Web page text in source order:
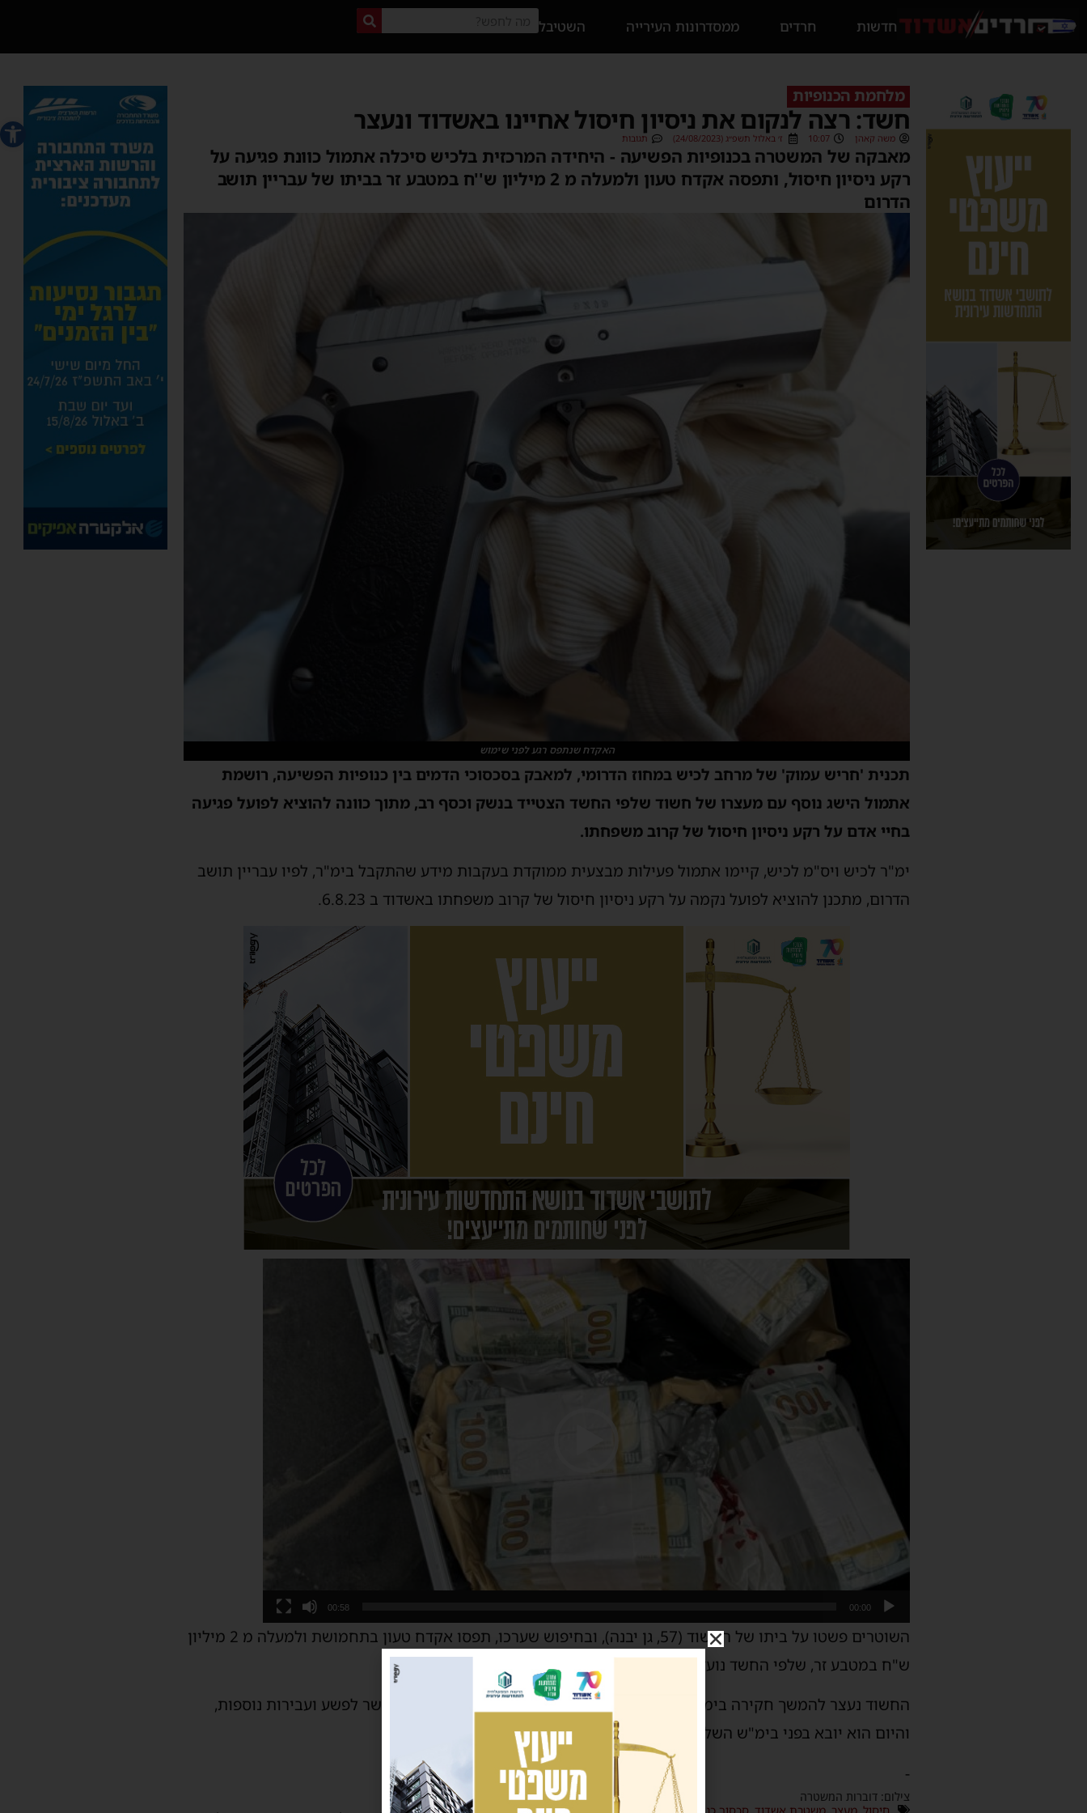
פתח
חדשות חרדים ממסדרונות העירייה השטיבל
מלחמת הכנופיות
חשד: רצה לנקום את ניסיון חיסול אחיינו באשדוד ונעצר
משה קאהן 10:07 ז׳ באלול תשפ״ג (24/08/2023) תגובות
מאבקה של המשטרה בכנופיות הפשיעה - היחידה המרכזית בלכיש סיכלה אתמול כוונת פגיעה על
רקע ניסיון חיסול, ותפסה אקדח טעון ולמעלה מ 2 מיליון ש''ח במטבע זר בביתו של עבריין תושב
הדרום
האקדח שנתפס רגע לפני שימוש
תכנית 'חריש עמוק' של מרחב לכיש במחוז הדרומי, למאבק בסכסוכי הדמים בין כנופיות הפשיעה, רושמת
אתמול הישג נוסף עם מעצרו של חשוד שלפי החשד הצטייד בנשק וכסף רב, מתוך כוונה להוציא לפועל פגיעה
בחיי אדם על רקע ניסיון חיסול של קרוב משפחתו.
ימ"ר לכיש ויס"מ לכיש, קיימו אתמול פעילות מבצעית ממוקדת בעקבות מידע שהתקבל בימ"ר, לפיו עבריין תושב
הדרום, מתכנן להוציא לפועל נקמה על רקע ניסיון חיסול של קרוב משפחתו באשדוד ב 6.8.23.
00:00
00:58
השוטרים פשטו על ביתו של החשוד (57, גן יבנה), ובחיפוש שערכו, תפסו אקדח טעון בתחמושת ולמעלה מ 2 מיליון
ש"ח במטבע זר, שלפי החשד נועדו להוציא לפועל את כוונותיו.
החשוד נעצר להמשך חקירה בימ"ר לכיש בחשד לעבירות של החזקת נשק, קשירת קשר לפשע ועבירות נוספות,
והיום הוא יובא בפני בימ"ש השלום באשקלון בבקשה להאריך את מעצרו.
-
צילום: דוברות המשטרה
חיסול, מעצר, משטרת אשדוד, סכסוך כנופיות